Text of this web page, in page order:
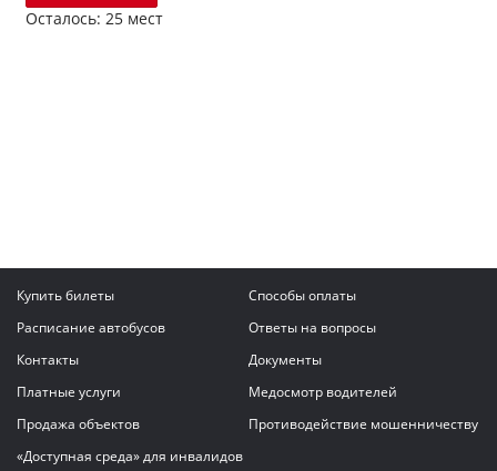
Осталось: 25 мест
Купить билеты
Способы оплаты
Расписание автобусов
Ответы на вопросы
Контакты
Документы
Платные услуги
Медосмотр водителей
Продажа объектов
Противодействие мошенничеству
«Доступная среда» для инвалидов